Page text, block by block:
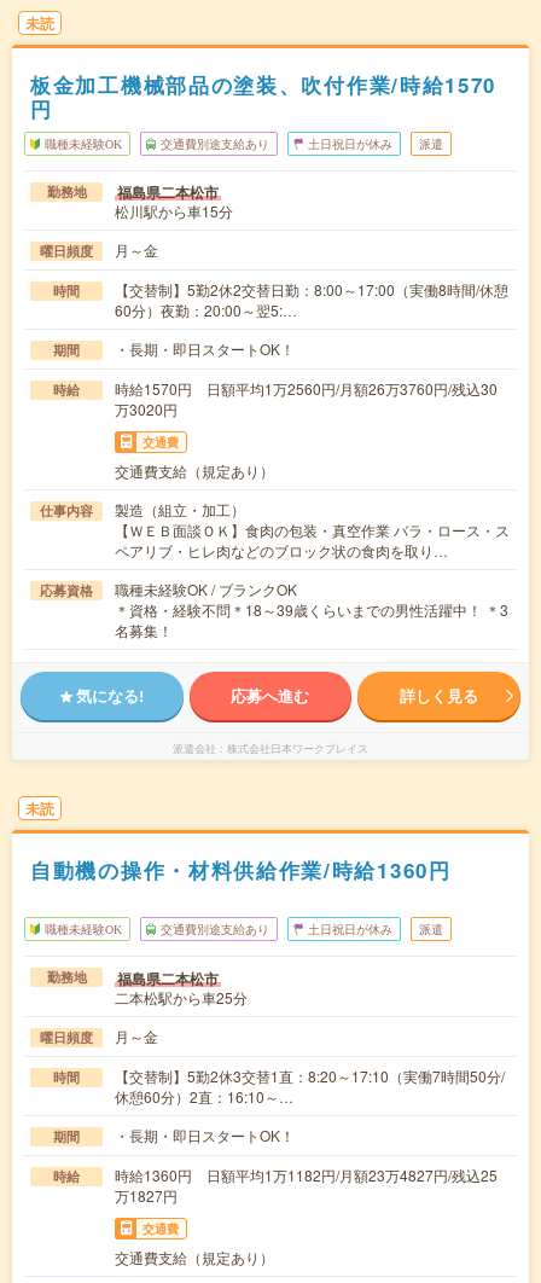
未読
板金加工機械部品の塗装、吹付作業/時給1570
円
職種未経験OK 交通費別途支給あり 土日祝日が休み 派遣
勤務地 福島県二本松市
松川駅から車15分
曜日頻度 月～金
時間
【交替制】5勤2休2交替日勤：8:00～17:00（実働8時間/休憩
60分）夜勤：20:00～翌5:…
期間 ・長期・即日スタートOK！
時給
時給1570円 日額平均1万2560円/月額26万3760円/残込30
万3020円
交通費
交通費支給（規定あり）
仕事内容
製造（組立・加工）
【ＷＥＢ面談ＯＫ】食肉の包装・真空作業 バラ・ロース・ス
ペアリブ・ヒレ肉などのブロック状の食肉を取り…
応募資格
職種未経験OK / ブランクOK
＊資格・経験不問＊18～39歳くらいまでの男性活躍中！ ＊3
名募集！
気になる! 応募へ進む 詳しく見る
派遣会社 株式会社日本ワークプレイス
未読
自動機の操作・材料供給作業/時給1360円
職種未経験OK 交通費別途支給あり 土日祝日が休み 派遣
勤務地 福島県二本松市
二本松駅から車25分
曜日頻度 月～金
時間
【交替制】5勤2休3交替1直：8:20～17:10（実働7時間50分/
休憩60分）2直：16:10～…
期間 ・長期・即日スタートOK！
時給
時給1360円 日額平均1万1182円/月額23万4827円/残込25
万1827円
交通費
交通費支給（規定あり）